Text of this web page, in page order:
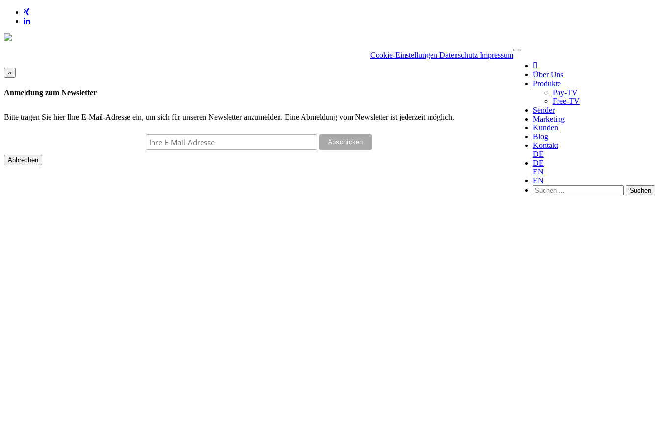

Über Uns
Produkte
Pay-TV
Free-TV
Sender
Marketing
Kunden
Blog
Kontakt
DE
DE
EN
EN
Suchen
nach:
Cookie-Einstellungen Datenschutz Impressum
×
Anmeldung zum Newsletter
Bitte tragen Sie hier Ihre E-Mail-Adresse ein, um sich für unseren Newsletter anzumelden. Eine Abmeldung vom Newsletter ist jederzeit möglich.
Abbrechen